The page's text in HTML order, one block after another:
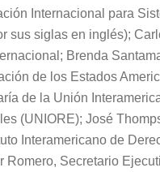
Internacional para
sus siglas en inglés);
Brenda
de los Estados
de la Unión
(UNIORE); José
Interamericano de
Romero, Secretario